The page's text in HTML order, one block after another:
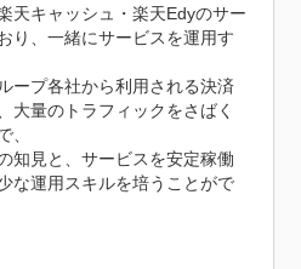
天キャッシュ・楽天Edyのサー
り、一緒にサービスを運用す
ープ各社から利用される決済
大量のトラフィックをさばく
、
知見と、サービスを安定稼働
な運用スキルを培うことがで